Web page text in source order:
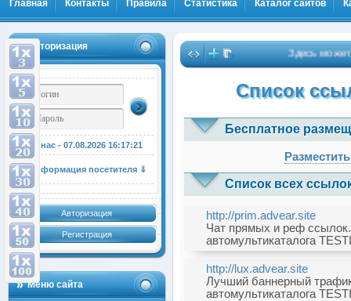
Главная Контакты Правила Статистика Каталог сайтов
Авторизация
У нас - 07.08.2026 16:17:22
Информация посетителя ⇓
Авторизация
Регистрация
Меню сайта
Здесь может
Список
Бесплатное
Список всех
http://prim.advear.site
Чат прямых и реф
автомультикаталога
http://lux.advear.site
Лучший баннерный
автомультикаталога